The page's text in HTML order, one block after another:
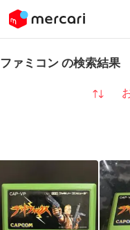
ァミコン の検索結果
並び替え